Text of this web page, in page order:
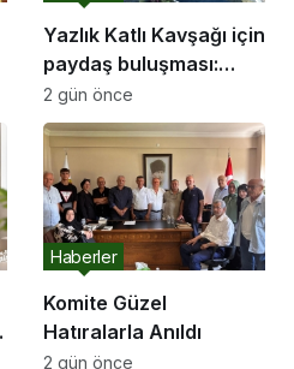
Yazlık Katlı Kavşağı için
paydaş buluşması:
“İletişim kanallarımız
hep açık olacak”
2 gün önce
Komite Güzel
Hatıralarla Anıldı
Haberler
2 gün önce